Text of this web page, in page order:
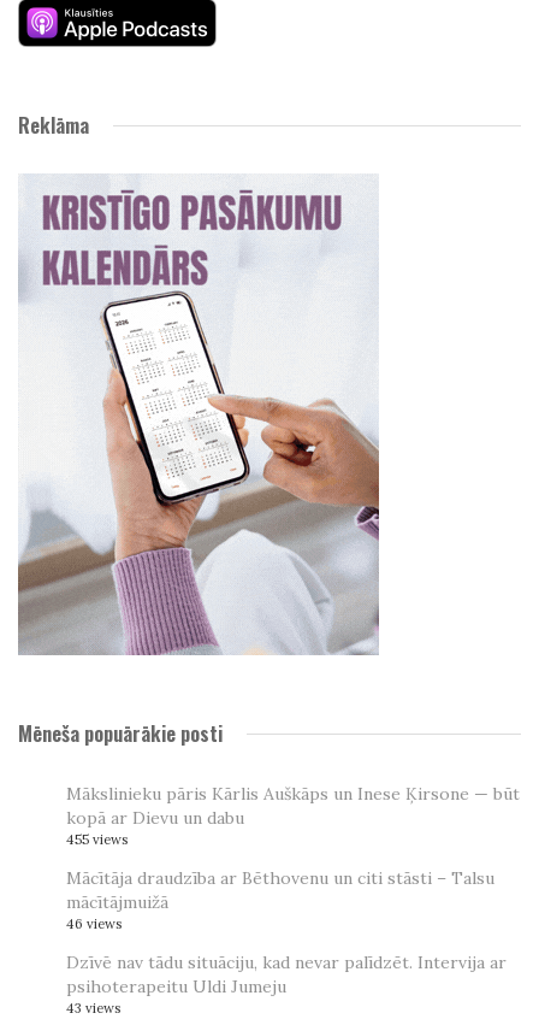
Reklāma
Mēneša popuārākie posti
Mākslinieku pāris Kārlis Auškāps un Inese Ķirsone — būt
kopā ar Dievu un dabu
455 views
Mācītāja draudzība ar Bēthovenu un citi stāsti – Talsu
mācītājmuižā
46 views
Dzīvē nav tādu situāciju, kad nevar palīdzēt. Intervija ar
psihoterapeitu Uldi Jumeju
43 views